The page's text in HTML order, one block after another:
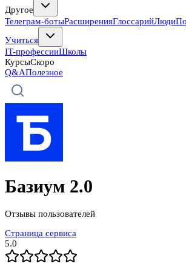
Другое
Телеграм-ботыРасширенияГлоссарийЛюди
Учиться
IT-профессииШколы
КурсыСкоро
Q&AПолезное
Базиум 2.0
Отзывы пользователей
Страница сервиса
5.0